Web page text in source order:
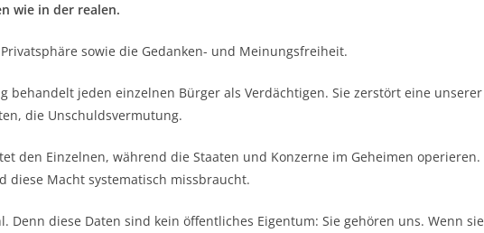
wie in der realen.
sowie die Gedanken- und Meinungsfreiheit.
behandelt jeden einzelnen Bürger als Verdächtigen. Sie zerstört eine unserer
die Unschuldsvermutung.
den Einzelnen, während die Staaten und Konzerne im Geheimen operieren.
diese Macht systematisch missbraucht.
Denn diese Daten sind kein öffentliches Eigentum: Sie gehören uns. Wenn sie